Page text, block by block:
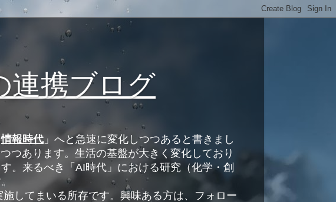
連携ブログ
情報時代 」へと急速に変化しつつあると書きまし
つあります。生活の基盤が大きく変化しており
。来るべき「AI時代」における研究（化学・創
してまいる所存です。興味ある方は、フォロー